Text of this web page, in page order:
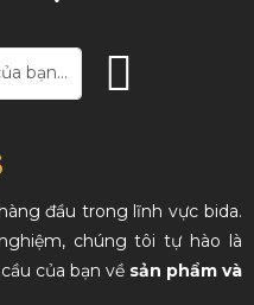
đầu trong lĩnh vực bida.
chúng tôi tự hào là
của bạn về sản phẩm và